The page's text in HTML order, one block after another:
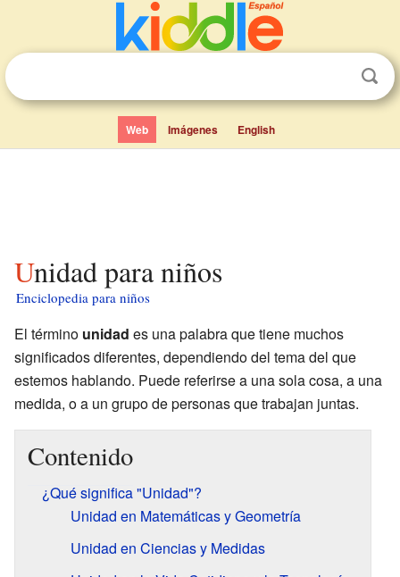
Web Imágenes English
Unidad para niños
Enciclopedia para niños
El término unidad es una palabra que tiene muchos
significados diferentes, dependiendo del tema del que
estemos hablando. Puede referirse a una sola cosa, a una
medida, o a un grupo de personas que trabajan juntas.
Contenido
¿Qué significa "Unidad"?
Unidad en Matemáticas y Geometría
Unidad en Ciencias y Medidas